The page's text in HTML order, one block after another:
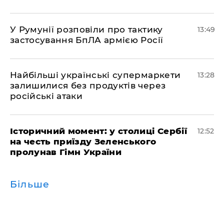
У Румунії розповіли про тактику
застосування БпЛА армією Росії
13:49
Найбільші українські супермаркети
залишилися без продуктів через
російські атаки
13:28
Історичний момент: у столиці Сербії
на честь приїзду Зеленського
пролунав Гімн України
12:52
Більше